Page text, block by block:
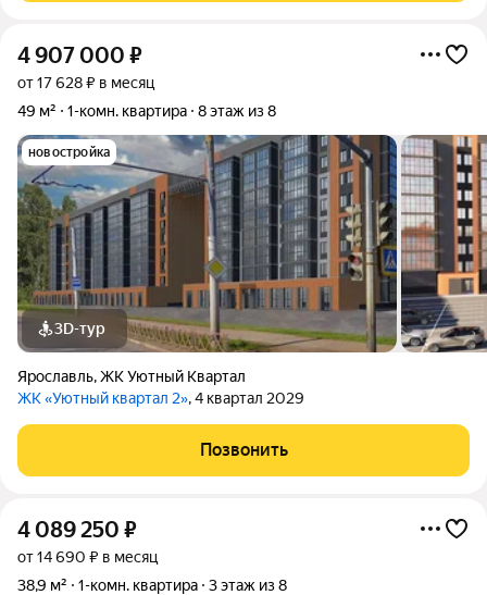
4 907 000 ₽
от 17 628 ₽ в месяц
49 м²
1-комн. квартира 8 этаж из 8
новостройка
3D-тур
Ярославль,ЖК Уютный Квартал
ЖК «Уютный квартал 2», 4 квартал 2029
Позвонить
4 089 250 ₽
от 14 690 ₽ в месяц
38,9 м²
1-комн. квартира 3 этаж из 8